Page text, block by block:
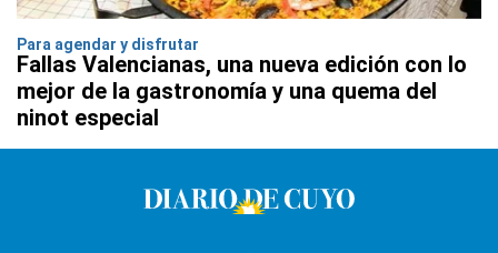
Para agendar y disfrutar
Fallas Valencianas, una nueva edición con lo
mejor de la gastronomía y una quema del
ninot especial